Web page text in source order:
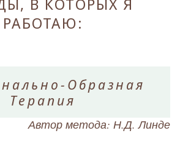
РАБОТАЮ:
Образная
Терапия
Автор метода: Н.Д. Линде